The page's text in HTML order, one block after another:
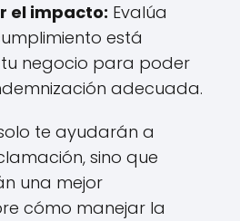
el impacto: Evalúa
está
negocio para poder
adecuada.
te ayudarán a
sino que
una mejor
cómo manejar la